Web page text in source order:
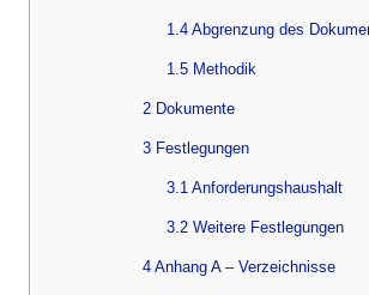
1.4 Abgrenzung des
1.5 Methodik
2 Dokumente
3 Festlegungen
3.1 Anforderungshaushalt
3.2 Weitere Festlegungen
4 Anhang A – Verzeichnisse